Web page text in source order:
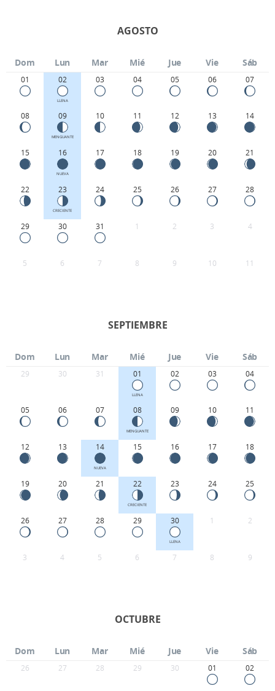
AGOSTO
Dom Lun Mar Mié Jue Vie Sáb
01 02
LLENA
03 04 05 06 07
08 09
MENGUANTE
10 11 12 13 14
15 16
NUEVA
17 18 19 20 21
22 23
CRECIENTE
24 25 26 27 28
29 30 31 1 2 3 4
5 6 7 8 9 10 11
SEPTIEMBRE
Dom Lun Mar Mié Jue Vie Sáb
29 30 31 01
LLENA
02 03 04
05 06 07 08
MENGUANTE
09 10 11
12 13 14
NUEVA
15 16 17 18
19 20 21 22
CRECIENTE
23 24 25
26 27 28 29 30
LLENA
1 2
3 4 5 6 7 8 9
OCTUBRE
Dom Lun Mar Mié Jue Vie Sáb
26 27 28 29 30 01 02